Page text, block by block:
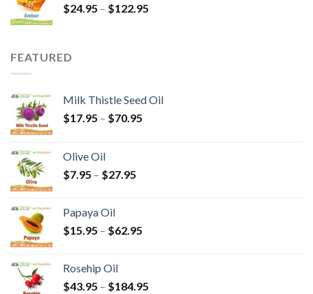
$24.95 – $122.95
FEATURED
Milk Thistle Seed Oil
$17.95 – $70.95
Olive Oil
$7.95 – $27.95
Papaya Oil
$15.95 – $62.95
Rosehip Oil
$43.95 – $184.95